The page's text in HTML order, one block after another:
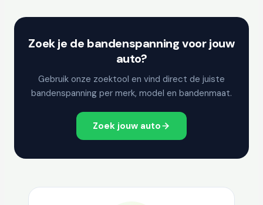
Zoek je de bandenspanning voor jouw
auto?
Gebruik onze zoektool en vind direct de juiste
bandenspanning per merk, model en bandenmaat.
Zoek jouw auto